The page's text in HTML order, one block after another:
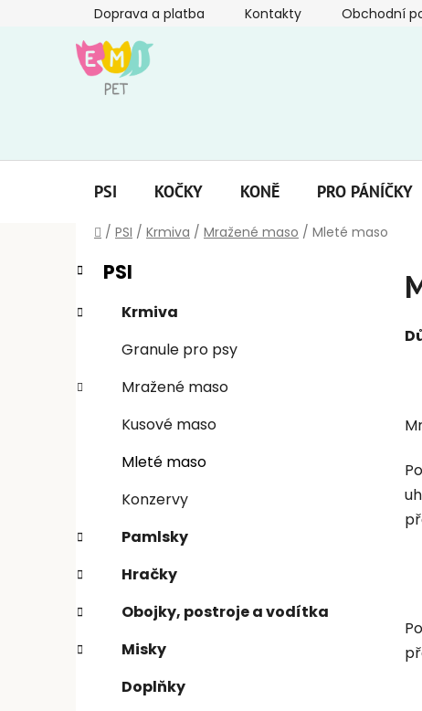
Doprava a platba Kontakty Obchodní
PSI KOČKY KONĚ PRO PÁNÍČKY
Domů
/ PSI / Krmiva / Mražené maso / Mleté maso
P
s
a
e
l
Přeskočit
kategorie
K
a
e
r
PSI
Krmiva
Granule pro psy
Mražené maso
Kusové maso
Mleté maso
Konzervy
Pamlsky
Hračky
Obojky, postroje a vodítka
Misky
Doplňky